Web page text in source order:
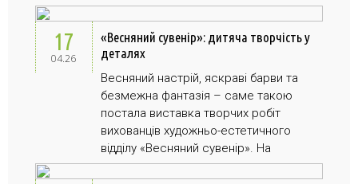
17
04.26
«Весняний сувенір»: дитяча творчість у
деталях
Весняний настрій, яскраві барви та
безмежна фантазія – саме такою
постала виставка творчих робіт
вихованців художньо-естетичного
відділу «Весняний сувенір». На